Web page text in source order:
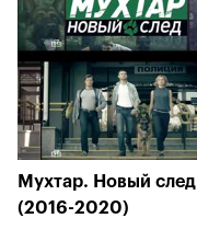
Мухтар. Новый след
(2016-2020)